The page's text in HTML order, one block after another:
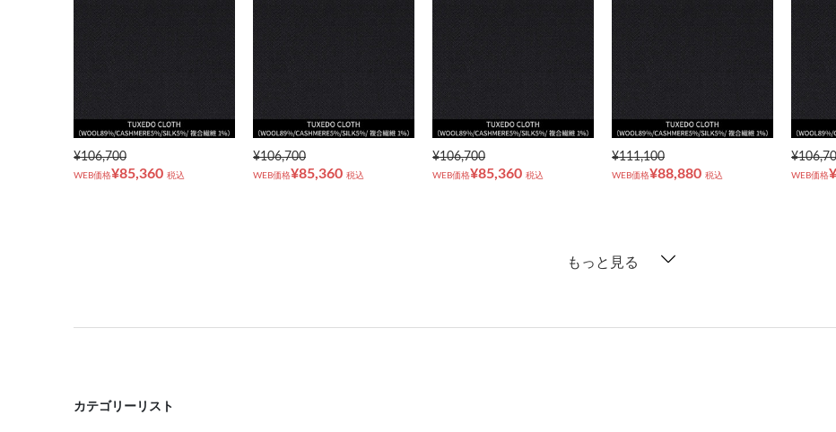
¥106,700
WEB価格¥85,360 税込
¥106,700
WEB価格¥85,360 税込
¥106,700
WEB価格¥85,360 税込
¥111,100
WEB価格¥88,880 税込 WEB価格
もっと見る
カテゴリーリスト